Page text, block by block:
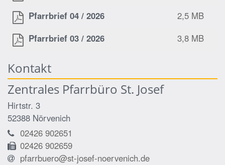
Pfarrbrief 04 / 2026
2,5 MB
Pfarrbrief 03 / 2026
3,8 MB
Kontakt
Zentrales Pfarrbüro St. Josef
Hirtstr. 3
52388 Nörvenich
02426 902651
02426 902659
pfarrbuero@st-josef-noervenich.de